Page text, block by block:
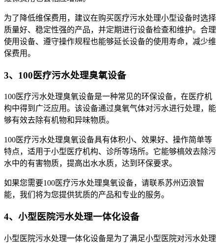
为了降低维保费用，建议在购买医疗污水处理小型设备时选择
质量好、稳定性强的产品，并定期进行设备检查和维护。合理
使用设备、遵守操作规程也能够延长设备的使用寿命，减少维
保费用。
3、100医疗污水处理臭氧设备
100医疗污水处理臭氧设备是一种常见的环保设备，在医疗机
构中得到广泛应用。该设备通过臭氧气体对污水进行处理，能
够有效去除有机物和异味物质。
100医疗污水处理臭氧设备具有体积小、效果好、操作简单等
特点，适用于小型医疗机构、诊所等场所。它能够槁效去除污
水中的有害物质，提高出水水质，达到环保要求。
如果您需要100医疗污水处理臭氧设备，请联系苏州迈浪智
能，我们将为您提供犹质的产品和专业的服务。
4、小型医院污水处理一体化设备
小型医院污水处理一体化设备是为了满足小型医院对污水处理